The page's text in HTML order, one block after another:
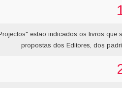
estão indicados os livros que
propostas dos Editores, dos